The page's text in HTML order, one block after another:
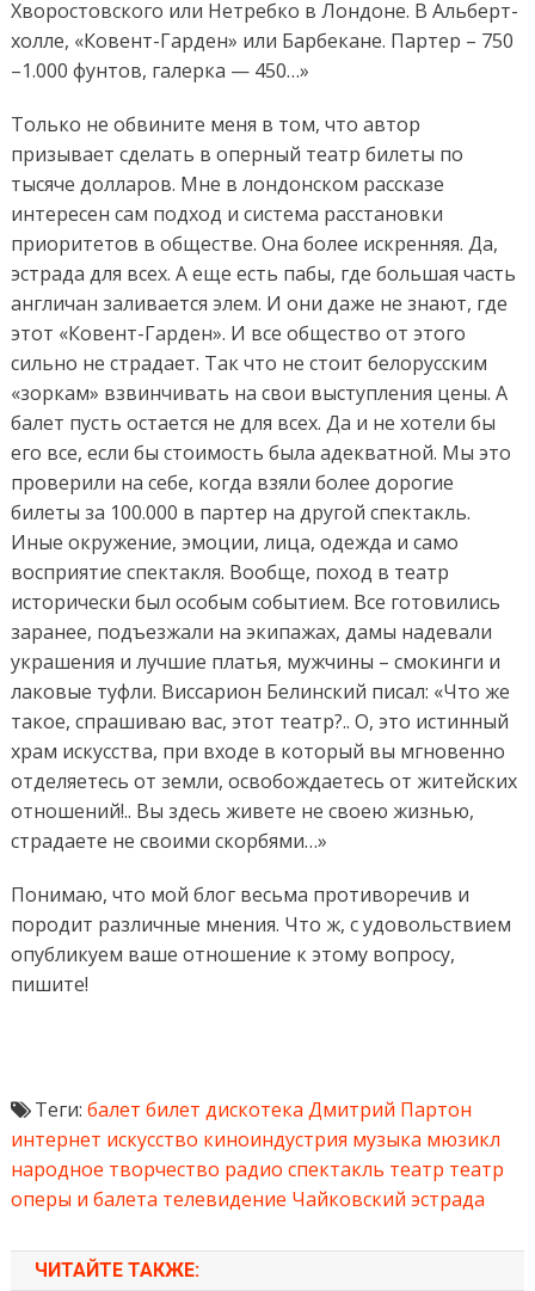
Хворостовского или Нетребко в Лондоне. В Альберт-
холле, «Ковент-Гарден» или Барбекане. Партер – 750
–1.000 фунтов, галерка — 450…»
Только не обвините меня в том, что автор
призывает сделать в оперный театр билеты по
тысяче долларов. Мне в лондонском рассказе
интересен сам подход и система расстановки
приоритетов в обществе. Она более искренняя. Да,
эстрада для всех. А еще есть пабы, где большая часть
англичан заливается элем. И они даже не знают, где
этот «Ковент-Гарден». И все общество от этого
сильно не страдает. Так что не стоит белорусским
«зоркам» взвинчивать на свои выступления цены. А
балет пусть остается не для всех. Да и не хотели бы
его все, если бы стоимость была адекватной. Мы это
проверили на себе, когда взяли более дорогие
билеты за 100.000 в партер на другой спектакль.
Иные окружение, эмоции, лица, одежда и само
восприятие спектакля. Вообще, поход в театр
исторически был особым событием. Все готовились
заранее, подъезжали на экипажах, дамы надевали
украшения и лучшие платья, мужчины – смокинги и
лаковые туфли. Виссарион Белинский писал: «Что же
такое, спрашиваю вас, этот театр?.. О, это истинный
храм искусства, при входе в который вы мгновенно
отделяетесь от земли, освобождаетесь от житейских
отношений!.. Вы здесь живете не своею жизнью,
страдаете не своими скорбями…»
Понимаю, что мой блог весьма противоречив и
породит различные мнения. Что ж, с удовольствием
опубликуем ваше отношение к этому вопросу,
пишите!
Теги: балет билет дискотека Дмитрий Партон
интернет искусство киноиндустрия музыка мюзикл
народное творчество радио спектакль театр театр
оперы и балета телевидение Чайковский эстрада
ЧИТАЙТЕ ТАКЖЕ: